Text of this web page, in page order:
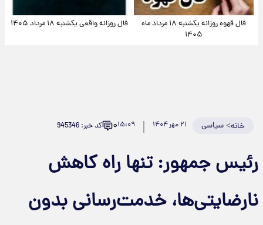
فال قهوه روزانه یکشنبه ۱۸ مرداد ماه
۱۴۰۵
فال روزانه واقعی یکشنبه ۱۸ مرداد ۱۴۰۵
خانه>سیاسی ۱۵:۰۹۰ کد خبر: 945346
جمهور: تنها راه کاهش
خدمت‌رسانی بدون